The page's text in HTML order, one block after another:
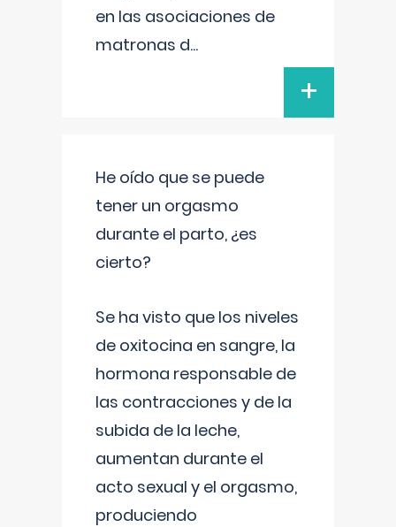
en las asociaciones de
matronas d...
+
He oído que se puede
tener un orgasmo
durante el parto, ¿es
cierto?
Se ha visto que los niveles
de oxitocina en sangre, la
hormona responsable de
las contracciones y de la
subida de la leche,
aumentan durante el
acto sexual y el orgasmo,
produciendo